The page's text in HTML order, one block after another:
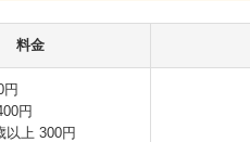
料金
円
円
以上 300円